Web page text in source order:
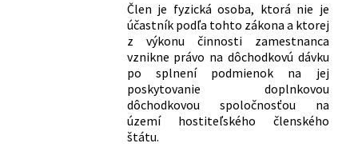
Člen je fyzická osoba, ktorá nie je
účastník podľa tohto zákona a ktorej
z výkonu činnosti zamestnanca
vznikne právo na dôchodkovú dávku
po splnení podmienok na jej
poskytovanie doplnkovou
dôchodkovou spoločnosťou na
území hostiteľského členského
štátu.